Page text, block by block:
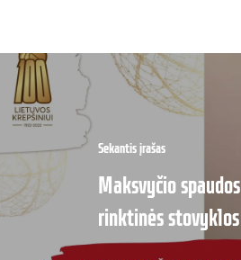
Sekantis įrašas
Maksvyčio
rinktinės